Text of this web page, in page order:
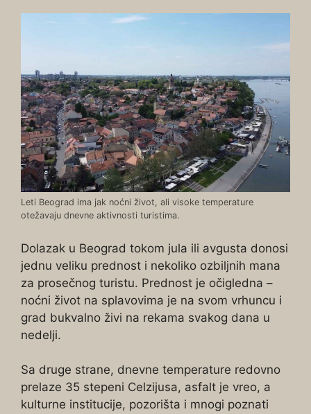
Leti Beograd ima jak noćni život, ali visoke temperature
otežavaju dnevne aktivnosti turistima.
Dolazak u Beograd tokom jula ili avgusta donosi
jednu veliku prednost i nekoliko ozbiljnih mana
za prosečnog turistu. Prednost je očigledna –
noćni život na splavovima je na svom vrhuncu i
grad bukvalno živi na rekama svakog dana u
nedelji.
Sa druge strane, dnevne temperature redovno
prelaze 35 stepeni Celzijusa, asfalt je vreo, a
kulturne institucije, pozorišta i mnogi poznati